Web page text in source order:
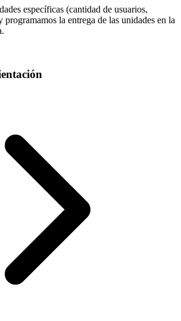
específicas (cantidad de usuarios,
la entrega de las unidades en la